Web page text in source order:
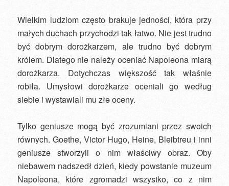
Wielkim ludziom często brakuje jedności, która przy
małych duchach przychodzi tak łatwo. Nie jest trudno
być dobrym dorożkarzem, ale trudno być dobrym
królem. Dlatego nie należy oceniać Napoleona miarą
dorożkarza. Dotychczas większość tak właśnie
robiła. Umysłowi dorożkarze oceniali go według
siebie i wystawiali mu złe oceny.
Tylko geniusze mogą być zrozumiani przez swoich
równych. Goethe, Victor Hugo, Heine, Bleibtreu i inni
geniusze stworzyli o nim właściwy obraz. Oby
niebawem nadszedł dzień, kiedy powstanie muzeum
Napoleona, które zgromadzi wszystko, co z nim